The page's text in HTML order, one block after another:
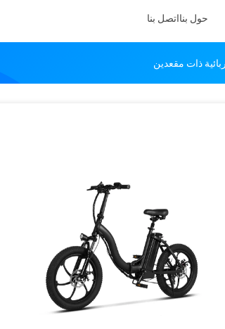
حول بنااتصل بنا